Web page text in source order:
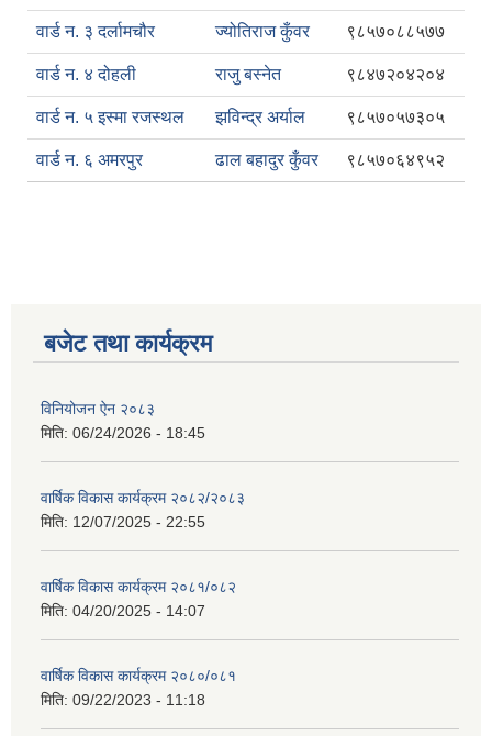
वार्ड न. ३ दर्लामचौर ज्योतिराज कुँवर ९८५७०८८५७७
वार्ड न. ४ दोहली राजु बस्नेत ९८४७२०४२०४
वार्ड न. ५ इस्मा रजस्थल झविन्द्र अर्याल ९८५७०५७३०५
वार्ड न. ६ अमरपुर ढाल बहादुर कुँवर ९८५७०६४९५२
बजेट तथा कार्यक्रम
विनियोजन ऐन २०८३
मिति: 06/24/2026 - 18:45
वार्षिक विकास कार्यक्रम २०८२/२०८३
मिति: 12/07/2025 - 22:55
वार्षिक विकास कार्यक्रम २०८१/०८२
मिति: 04/20/2025 - 14:07
वार्षिक विकास कार्यक्रम २०८०/०८१
मिति: 09/22/2023 - 11:18